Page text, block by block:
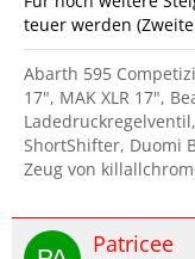
teuer werden
Abarth 595
17", MAK XLR 17",
ShortShifter, Duomi
Zeug von
Patricee